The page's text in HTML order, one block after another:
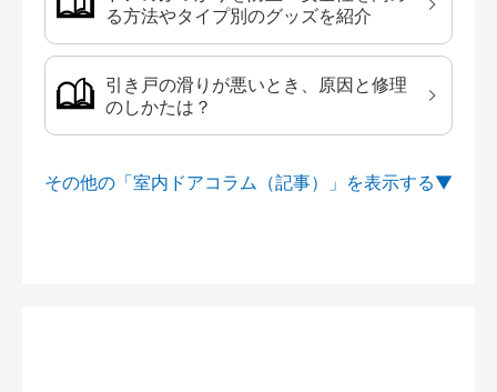
る方法やタイプ別のグッズを紹介
引き戸の滑りが悪いとき、原因と修理
のしかたは？
その他の「室内ドアコラム（記事）」を